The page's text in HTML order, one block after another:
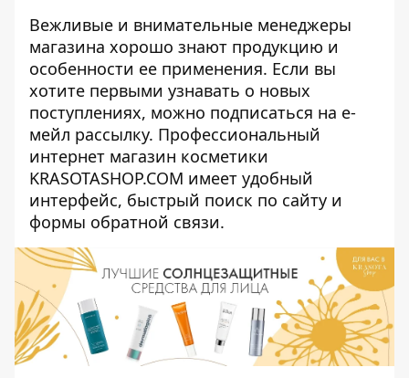
Вежливые и внимательные менеджеры
магазина хорошо знают продукцию и
особенности ее применения. Если вы
хотите первыми узнавать о новых
поступлениях, можно подписаться на е-
мейл рассылку. Профессиональный
интернет магазин косметики
KRASOTASHOP.COM имеет удобный
интерфейс, быстрый поиск по сайту и
формы обратной связи.